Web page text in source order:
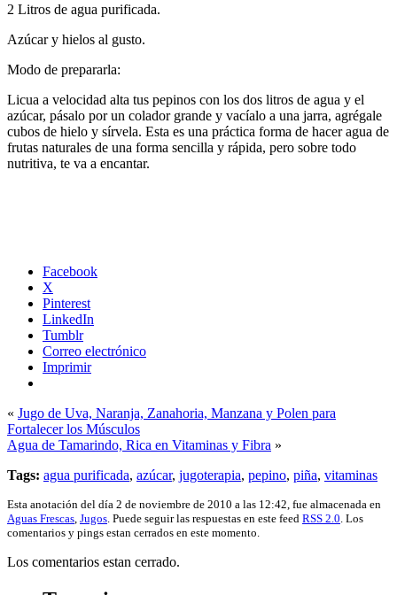
2 Litros de agua purificada.
Azúcar y hielos al gusto.
Modo de prepararla:
Licua a velocidad alta tus pepinos con los dos litros de agua y el
azúcar, pásalo por un colador grande y vacíalo a una jarra, agrégale
cubos de hielo y sírvela. Esta es una práctica forma de hacer agua de
frutas naturales de una forma sencilla y rápida, pero sobre todo
nutritiva, te va a encantar.
Facebook
X
Pinterest
LinkedIn
Tumblr
Correo electrónico
Imprimir
« Jugo de Uva, Naranja, Zanahoria, Manzana y Polen para
Fortalecer los Músculos
Agua de Tamarindo, Rica en Vitaminas y Fibra »
Tags: agua purificada, azúcar, jugoterapia, pepino, piña, vitaminas
Esta anotación del día 2 de noviembre de 2010 a las 12:42, fue almacenada en
Aguas Frescas Jugos . Puede seguir las respuestas en este feed RSS 2.0 . Los
comentarios y pings estan cerrados en este momento.
Los comentarios estan cerrado.